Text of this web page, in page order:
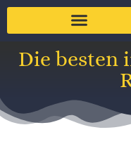
Die besten